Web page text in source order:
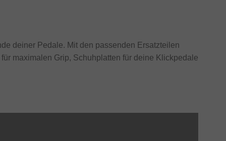
deiner Pedale. Mit den passenden Ersatzteilen
maximalen Grip, Schuhplatten für deine Klickpedale